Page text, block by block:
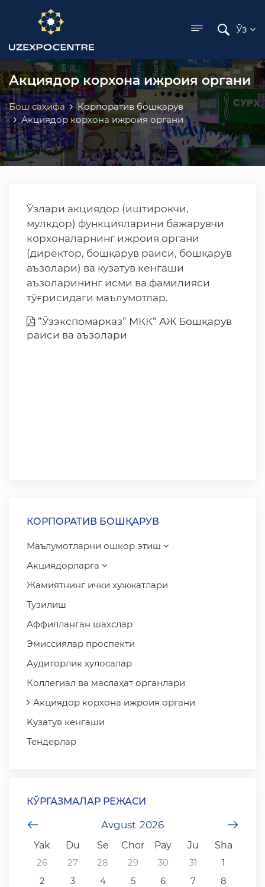
menu
Ўз
Акциядор корхона ижроия органи
Бош саҳифа
Корпоратив бошқарув
Акциядор корхона ижроия органи
Ўзлари акциядор (иштирокчи,
мулкдор) функцияларини бажарувчи
корхоналарнинг ижроия органи
(директор, бошқарув раиси, бошқарув
аъзолари) ва кузатув кенгаши
аъзоларининг исми ва фамилияси
тўғрисидаги маълумотлар.
“Ўзэкспомарказ“ МКК“ АЖ Бошқарув
раиси ва аъзолари
КОРПОРАТИВ БОШҚАРУВ
Маълумотларни ошкор этиш
Акциядорларга
Жамиятнинг ички хужжатлари
Тузилиш
Аффилланган шахслар
Эмиссиялар проспекти
Аудиторлик хулосалар
Коллегиал ва маслаҳат органлари
Акциядор корхона ижроия органи
Kузатув кенгаши
Тендерлар
КЎРГАЗМАЛАР РЕЖАСИ
Avgust 2026
Yak
Du Se Chor Pay Ju
Sha
26
27 28 29 30 31
1
2
3 4 5 6 7
8